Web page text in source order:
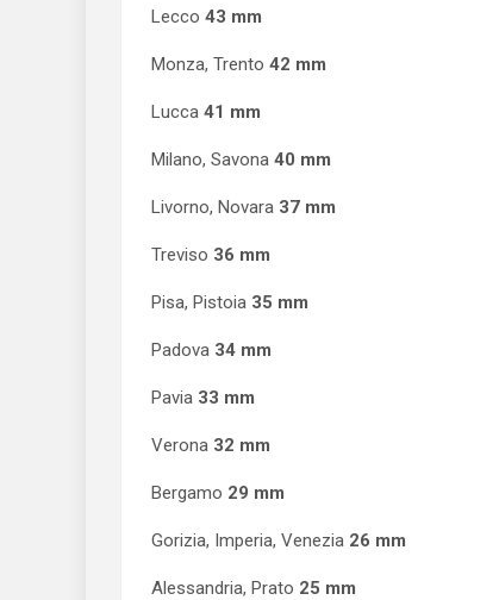
Lecco 43 mm
Monza, Trento 42 mm
Lucca 41 mm
Milano, Savona 40 mm
Livorno, Novara 37 mm
Treviso 36 mm
Pisa, Pistoia 35 mm
Padova 34 mm
Pavia 33 mm
Verona 32 mm
Bergamo 29 mm
Gorizia, Imperia, Venezia 26 mm
Alessandria, Prato 25 mm